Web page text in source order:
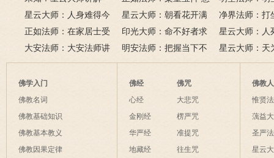
来是向前。
运？
悲道场
《心经》中的
星云大师：人身难得今
已得，佛法难闻今已闻；
此身不向今生度，更向何
生度此身？
星云大师：朝看花开满
树红，暮看花落树还空；
若将花比人间事，花与人
间事一同。
净界法师：打
该怎么念佛？
正如法师：在家居士受
五戒可以搭缦衣吗？
印光大师：命不好者求
美好姻缘，有个简单方
法
星云大师：人
是怎样的？
大安法师：大安法师讲
解
明安法师：把握当下不
后悔
星云大师：天
为毡，日月星
夜间不敢长伸
破海底天。
佛学入门
佛教名词
佛教基础知识
佛教基本教义
佛教因果定律
佛经
心经
金刚经
华严经
地藏经
佛咒
大悲咒
楞严咒
准提咒
往生咒
佛教
惟贤
蕅益
圣严
星云